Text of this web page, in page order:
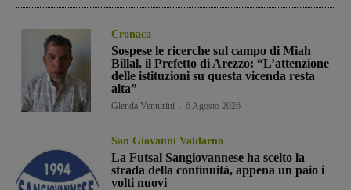
Cronaca
Sospese le ricerche sul campo di Miah
Billal, il Prefetto di Arezzo: “L’attenzione
delle istituzioni su questa vicenda resta
alta”
Glenda Venturini 6 Agosto 2026
San Giovanni Valdarno
La Futsal Sangiovannese ha scelto la
strada della continuità, appena un paio i
volti nuovi